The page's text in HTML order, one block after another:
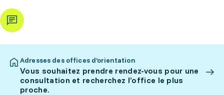
Adresses des offices d’orientation
Vous souhaitez prendre rendez-vous pour une
consultation et recherchez l’office le plus
proche.